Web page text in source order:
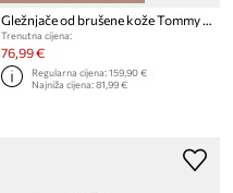
Gležnjače od brušene kože Tommy Hilfiger FLAG SUEDE CHELSEA BOOT
Trenutna cijena:
76,99 €
Regularna cijena:159,90 €
Najniža cijena:81,99 €